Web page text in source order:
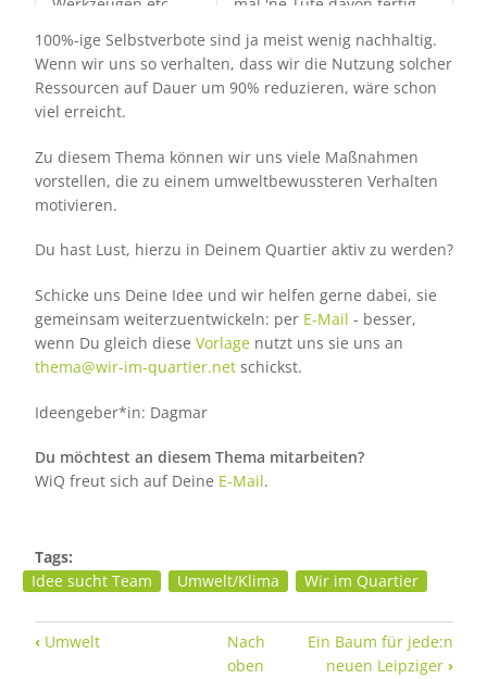
Fahrradreparatur:
Reinigen von Kette,
Lappen aus kaputter
Sonst.
Schmutzbeseitigung
Wasser, z.B. beim
Picknick
Siehe o.g. Alternativen
Küchenrolle oder
Papierservietten mit dabei
haben.
100%-ige Selbstverbote sind ja meist wenig nachhaltig.
Wenn wir uns so verhalten, dass wir die Nutzung solcher
Ressourcen auf Dauer um 90% reduzieren, wäre schon
viel erreicht.
Zu diesem Thema können wir uns viele Maßnahmen
vorstellen, die zu einem umweltbewussteren Verhalten
motivieren.
Du hast Lust, hierzu in Deinem Quartier aktiv zu werden?
Schicke uns Deine Idee und wir helfen gerne dabei, sie
gemeinsam weiterzuentwickeln: per E-Mail - besser,
wenn Du gleich diese Vorlagenutzt uns sie uns an
thema@wir-im-quartier.netschickst.
Ideengeber*in: Dagmar
Du möchtest an diesem Thema mitarbeiten?
WiQ freut sich auf Deine E-Mail.
Tags:
Idee sucht Team
Umwelt/Klima Wir im Quartier
Links für das Blättern im Buch Mit der
‹Umwelt
Nach
oben
Ein Baum für jede:n
neuen Leipziger ›